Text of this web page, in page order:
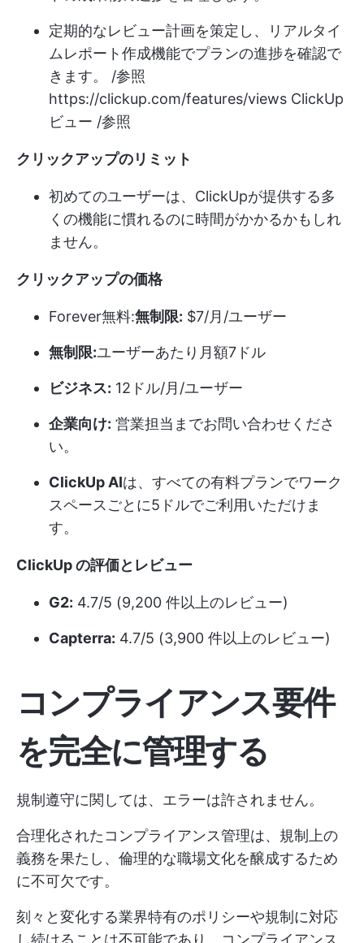
定期的なレビュー計画を策定し、リアルタイ
ムレポート作成機能でプランの進捗を確認で
きます。 /参照
https://clickup.com/features/views ClickUp
ビュー /参照
クリックアップのリミット
初めてのユーザーは、ClickUpが提供する多
くの機能に慣れるのに時間がかかるかもしれ
ません。
クリックアップの価格
Forever無料:無制限: $7/月/ユーザー
無制限:ユーザーあたり月額7ドル
ビジネス: 12ドル/月/ユーザー
企業向け: 営業担当までお問い合わせくださ
い。
ClickUp AIは、すべての有料プランでワーク
スペースごとに5ドルでご利用いただけま
す。
ClickUp の評価とレビュー
G2: 4.7/5 (9,200 件以上のレビュー)
Capterra: 4.7/5 (3,900 件以上のレビュー)
コンプライアンス要件
を完全に管理する
規制遵守に関しては、エラーは許されません。
合理化されたコンプライアンス管理は、規制上の
義務を果たし、倫理的な職場文化を醸成するため
に不可欠です。
刻々と変化する業界特有のポリシーや規制に対応
し続けることは不可能であり、コンプライアンス